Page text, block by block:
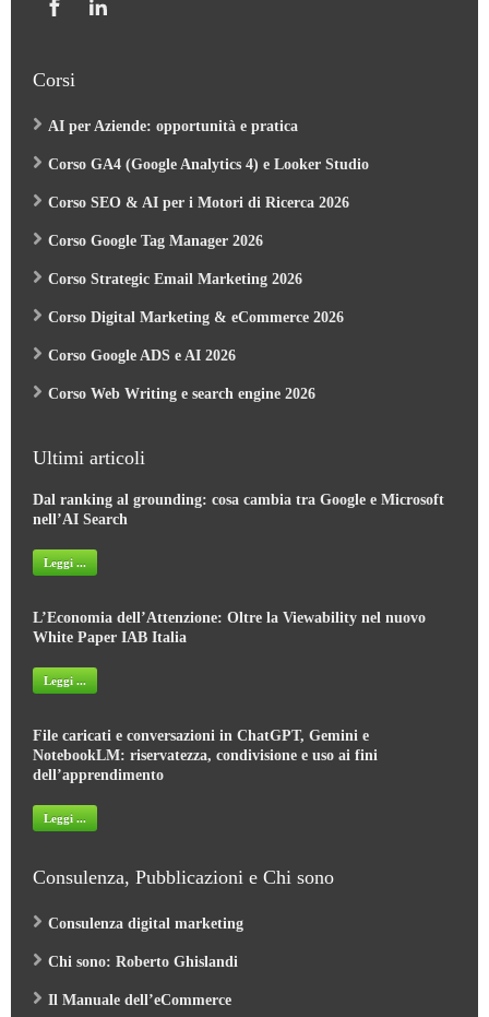
Corsi
AI per Aziende: opportunità e pratica
Corso GA4 (Google Analytics 4) e Looker Studio
Corso SEO & AI per i Motori di Ricerca 2026
Corso Google Tag Manager 2026
Corso Strategic Email Marketing 2026
Corso Digital Marketing & eCommerce 2026
Corso Google ADS e AI 2026
Corso Web Writing e search engine 2026
Ultimi articoli
Dal ranking al grounding: cosa cambia tra Google e Microsoft
nell’AI Search
Leggi ...
L’Economia dell’Attenzione: Oltre la Viewability nel nuovo
White Paper IAB Italia
Leggi ...
File caricati e conversazioni in ChatGPT, Gemini e
NotebookLM: riservatezza, condivisione e uso ai fini
dell’apprendimento
Leggi ...
Consulenza, Pubblicazioni e Chi sono
Consulenza digital marketing
Chi sono: Roberto Ghislandi
Il Manuale dell’eCommerce